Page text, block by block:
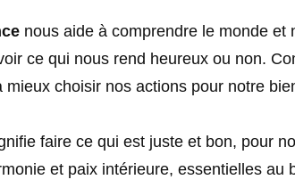
nous aide à comprendre le monde et
ce qui nous rend heureux ou non.
mieux choisir nos actions pour notre
faire ce qui est juste et bon, pour
et paix intérieure, essentielles au